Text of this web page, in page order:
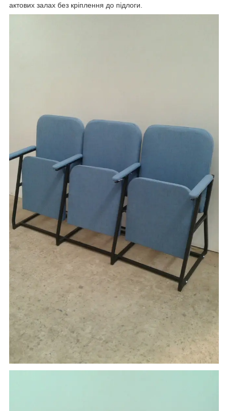
актових залах без кріплення до підлоги.